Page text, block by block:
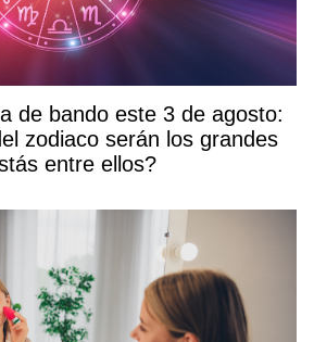
de bando este 3 de agosto:
zodiaco serán los grandes
entre ellos?